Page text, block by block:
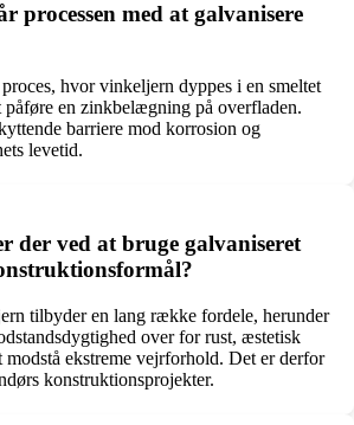
processen med at galvanisere
hvor vinkeljern dyppes i en smeltet
en zinkbelægning på overfladen.
barriere mod korrosion og
levetid.
der ved at bruge galvaniseret
tilbyder en lang række fordele, herunder
over for rust, æstetisk
modstå ekstreme vejrforhold. Det er derfor
konstruktionsprojekter.